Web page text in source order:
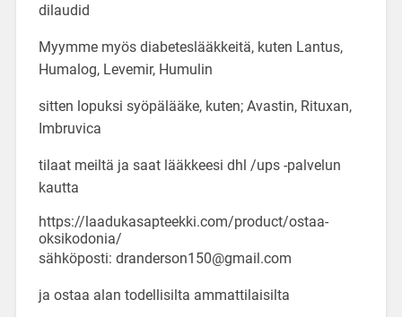
dilaudid
Myymme myös diabeteslääkkeitä, kuten Lantus,
Humalog, Levemir, Humulin
sitten lopuksi syöpälääke, kuten; Avastin, Rituxan,
Imbruvica
tilaat meiltä ja saat lääkkeesi dhl /ups -palvelun
kautta
https://laadukasapteekki.com/product/ostaa-
oksikodonia/
sähköposti: dranderson150@gmail.com
ja ostaa alan todellisilta ammattilaisilta